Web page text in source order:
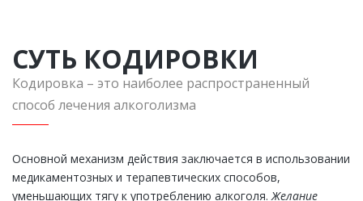
СУТЬ КОДИРОВКИ
Кодировка – это наиболее распространенный
способ лечения алкоголизма
Основной механизм действия заключается в использовании
медикаментозных и терапевтических способов,
уменьшающих тягу к употреблению алкоголя. Желание